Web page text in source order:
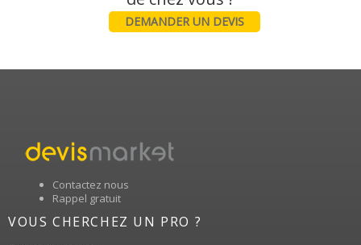
DEMANDER UN DEVIS
Contactez nous
Rappel gratuit
VOUS CHERCHEZ UN PRO ?